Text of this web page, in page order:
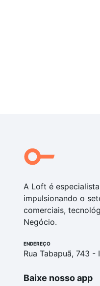
A Loft é
impulsionando o
comerciais,
Negócio.
ENDEREÇO
Rua Tabapuã, 743
Baixe nosso app